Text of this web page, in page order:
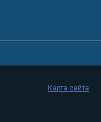
Карта сайта